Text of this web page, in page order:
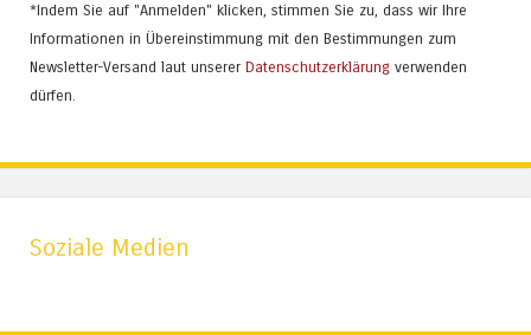
*Indem Sie auf "Anmelden" klicken, stimmen Sie zu, dass wir Ihre
Informationen in Übereinstimmung mit den Bestimmungen zum
Newsletter-Versand laut unserer Datenschutzerklärung verwenden
dürfen.
Soziale Medien